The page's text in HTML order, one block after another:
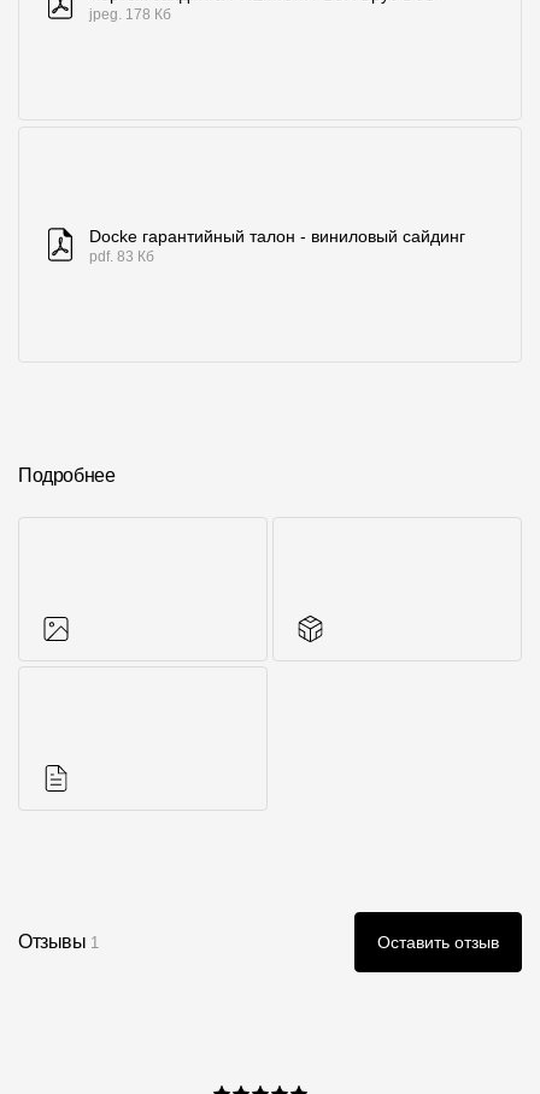
jpeg. 178 Кб
Docke гарантийный талон - виниловый сайдинг
pdf. 83 Кб
Подробнее
Отзывы 1 Оставить отзыв